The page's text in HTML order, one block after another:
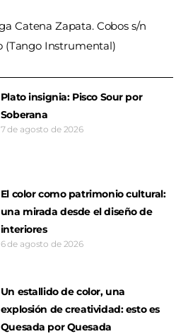
Catena Zapata. Cobos s/n
(Tango Instrumental)
Plato insignia: Pisco Sour por
Soberana
7 de agosto de 2026
El color como patrimonio cultural:
una mirada desde el diseño de
interiores
6 de agosto de 2026
Un estallido de color, una
explosión de creatividad: esto es
Quesada por Quesada